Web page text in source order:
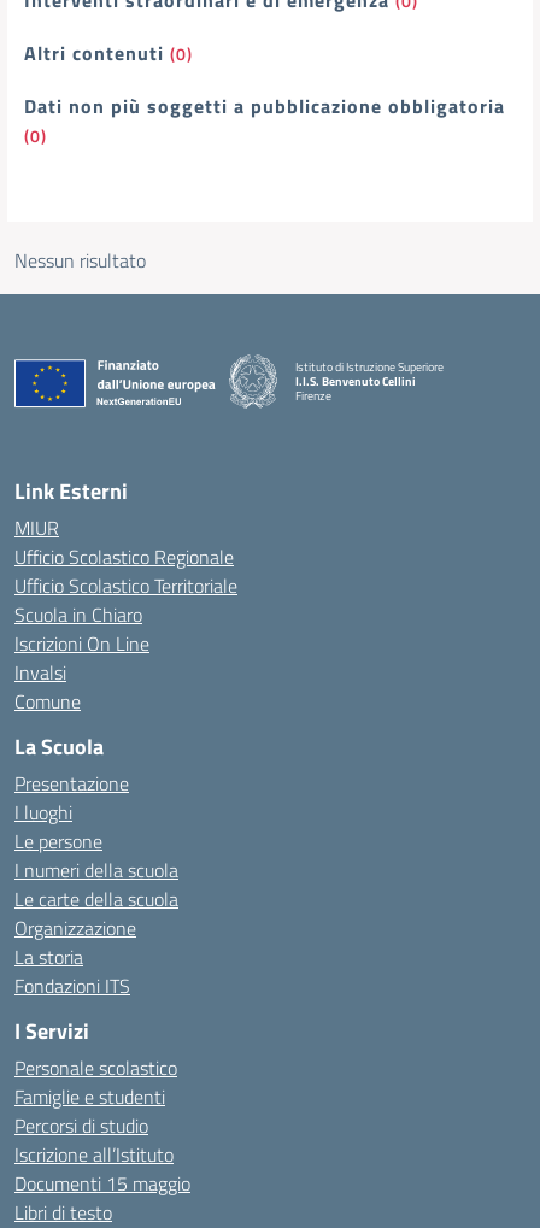
Altri contenuti (0)
Dati non più soggetti a pubblicazione obbligatoria
(0)
Nessun risultato
Istituto di Istruzione Superiore
I.I.S. Benvenuto Cellini
Firenze
Link Esterni
MIUR
Ufficio Scolastico Regionale
Ufficio Scolastico Territoriale
Scuola in Chiaro
Iscrizioni On Line
Invalsi
Comune
La Scuola
Presentazione
I luoghi
Le persone
I numeri della scuola
Le carte della scuola
Organizzazione
La storia
Fondazioni ITS
I Servizi
Personale scolastico
Famiglie e studenti
Percorsi di studio
Iscrizione all’Istituto
Documenti 15 maggio
Libri di testo